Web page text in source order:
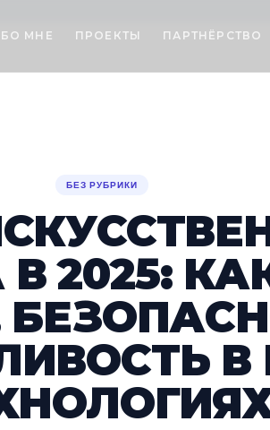
МНЕ ПРОЕКТЫ ПАРТНЁРСТВО
БЕЗ РУБРИКИ
2025: